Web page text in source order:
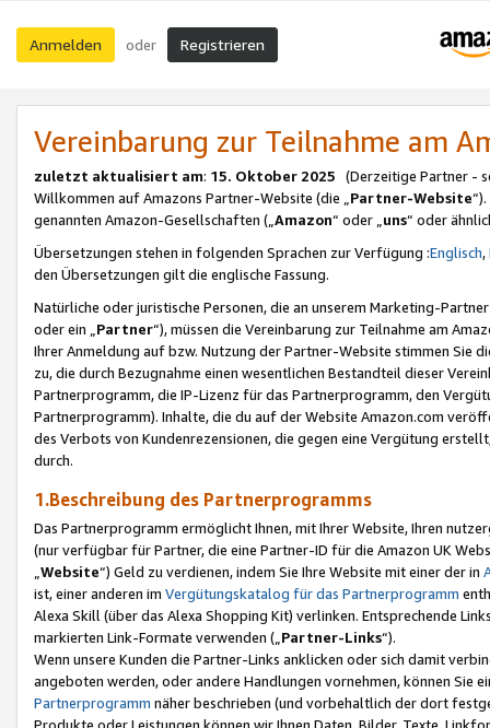
Anmelden oder Registrieren
Vereinbarung zur Teilnahme am
zuletzt aktualisiert am: 15. Oktober 2025 (Derzeitige Partner -
Willkommen auf Amazons Partner-Website (die „Partner-Website
genannten Amazon-Gesellschaften („Amazon“ oder „uns“ oder
Übersetzungen stehen in folgenden Sprachen zur Verfügung :Englisch,
den Übersetzungen gilt die englische Fassung.
Natürliche oder juristische Personen, die an unserem Marketing-
oder ein „Partner“), müssen die Vereinbarung zur Teilnahme am
Ihrer Anmeldung auf bzw. Nutzung der Partner-Website stimmen Sie
zu, die durch Bezugnahme einen wesentlichen Bestandteil dieser
Partnerprogramm, die IP-Lizenz für das Partnerprogramm, den
Partnerprogramm). Inhalte, die du auf der Website Amazon.com
des Verbots von Kundenrezensionen, die gegen eine Vergütung
durch.
1.Beschreibung des Partnerprogramms
Das Partnerprogramm ermöglicht Ihnen, mit Ihrer Website, Ihren
(nur verfügbar für Partner, die eine Partner-ID für die Amazon UK
Website“) Geld zu verdienen, indem Sie Ihre Website mit einer der in
ist, einer anderen im Vergütungskatalog für das Partnerprogramm
Alexa Skill (über das Alexa Shopping Kit) verlinken. Entsprechende
markierten Link-Formate verwenden („ Partner-Links“).
Wenn unsere Kunden die Partner-Links anklicken oder sich damit
angeboten werden, oder andere Handlungen vornehmen, können Sie
Partnerprogramm näher beschrieben (und vorbehaltlich der dort
Produkte oder Leistungen können wir Ihnen Daten, Bilder, Texte,